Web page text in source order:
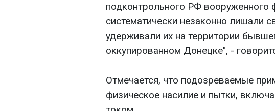
подконтрольного РФ
систематически незаконно лишали
удерживали их на территории
оккупированном Донецке", -
Отмечается, что подозреваемые
физическое насилие и пытки,